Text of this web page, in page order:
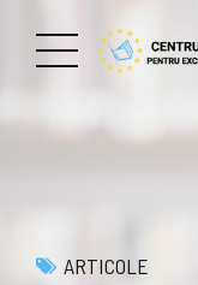
ARTICOLE